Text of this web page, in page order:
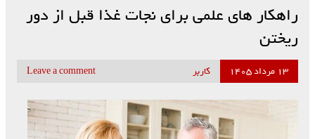
راهکار های علمی برای نجات غذا قبل از دور
ریختن
۱۳ مرداد ۱۴۰۵ کاربر Leave a comment